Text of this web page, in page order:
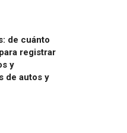
de cuánto
registrar
y
de autos y